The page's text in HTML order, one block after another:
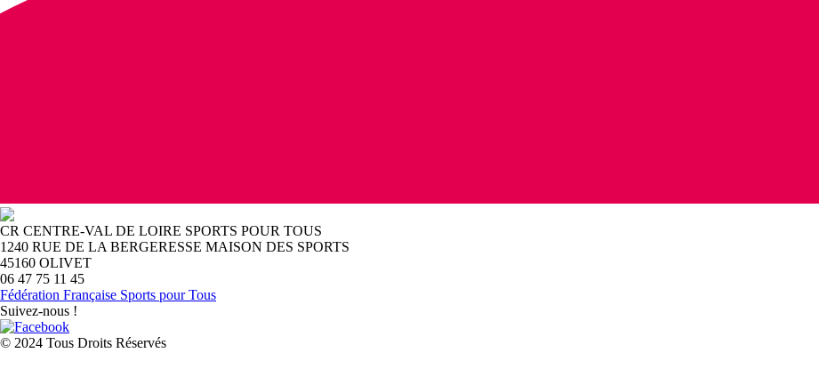
CR CENTRE-VAL DE LOIRE SPORTS POUR TOUS
1240 RUE DE LA BERGERESSE MAISON DES SPORTS
45160 OLIVET
06 47 75 11 45
Fédération Française Sports pour Tous
Suivez-nous !
© 2024 Tous Droits Réservés